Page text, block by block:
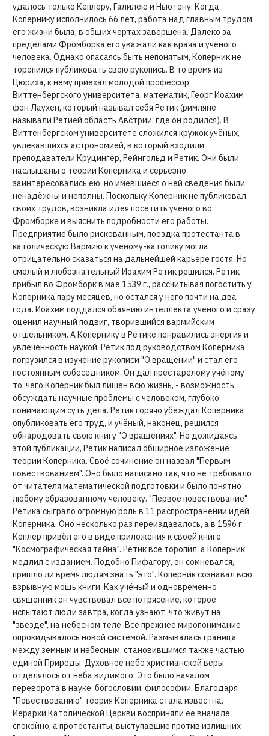
удалось только Кеплеру, Галилею и Ньютону. Когда
Копернику исполнилось 66 лет, работа над главным трудом
его жизни была, в общих чертах завершена. Далеко за
пределами Фромборка его уважали как врача и учёного
человека. Однако опасаясь быть непонятым, Коперник не
торопился публиковать свою рукопись. В то время из
Цюриха, к нему приехал молодой профессор
Виттенбергского университета, математик, Георг Иоахим
фон Лаухен, который называл себя Ретик (римляне
называли Ретией область Австрии, где он родился). В
Виттенбергском университете сложился кружок учёных,
увлекавшихся астрономией, в который входили
преподаватели Круцингер, Рейнгольд и Ретик. Они были
наслышаны о теории Коперника и серьёзно
заинтересовались ею, но имевшиеся о ней сведения были
ненадёжны и неполны. Поскольку Коперник не публиковал
своих трудов, возникла идея посетить учёного во
Фромборке и выяснить подробности его работы.
Предприятие было рискованным, поездка протестанта в
католическую Вармию к учёному-католику могла
отрицательно сказаться на дальнейшей карьере гостя. Но
смелый и любознательный Иоахим Ретик решился. Ретик
прибыл во Фромборк в мае 1539 г., рассчитывая погостить у
Коперника пару месяцев, но остался у него почти на два
года. Иоахим поддался обаянию интеллекта учёного и сразу
оценил научный подвиг, творившийся вармийским
отшельником. А Копернику в Ретике понравились энергия и
увлечённость наукой. Ретик под руководством Коперника
погрузился в изучение рукописи "О вращении" и стал его
постоянным собеседником. Он дал престарелому учёному
то, чего Коперник был лишён всю жизнь, - возможность
обсуждать научные проблемы с человеком, глубоко
понимающим суть дела. Ретик горячо убеждал Коперника
опубликовать его труд, и учёный, наконец, решился
обнародовать свою книгу "О вращениях". Не дожидаясь
этой публикации, Ретик написал обширное изложение
теории Коперника. Своё сочинение он назвал "Первым
повествованием". Оно было написано так, что не требовало
от читателя математической подготовки и было понятно
любому образованному человеку. "Первое повествование"
Ретика сыграло огромную роль в 11 распространении идей
Коперника. Оно несколько раз переиздавалось, а в 1596 г.
Кеплер привёл его в виде приложения к своей книге
"Космографическая тайна". Ретик всё торопил, а Коперник
медлил с изданием. Подобно Пифагору, он сомневался,
пришло ли время людям знать "это". Коперник сознавал всю
взрывную мощь книги. Как учёный и одновременно
священник он чувствовал всё потрясение, которое
испытают люди завтра, когда узнают, что живут на
"звезде", на небесном теле. Всё прежнее миропонимание
опрокидывалось новой системой. Размывалась граница
между земным и небесным, становившимся также частью
единой Природы. Духовное небо христианской веры
отделялось от неба видимого. Это было началом
переворота в науке, богословии, философии. Благодаря
"Повествованию" теория Коперника стала известна.
Иерархи Католической Церкви восприняли её вначале
спокойно, а протестанты, выступавшие против излишних